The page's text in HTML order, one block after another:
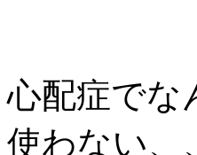
心配症でな
使わない、